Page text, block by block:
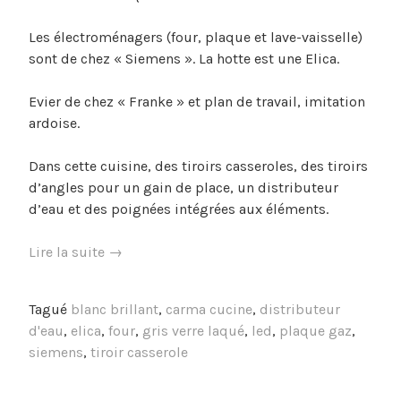
Les électroménagers (four, plaque et lave-vaisselle)
sont de chez « Siemens ». La hotte est une Elica.
Evier de chez « Franke » et plan de travail, imitation
ardoise.
Dans cette cuisine, des tiroirs casseroles, des tiroirs
d’angles pour un gain de place, un distributeur
d’eau et des poignées intégrées aux éléments.
Lire la suite « Cuisine
–
CarmaCucine
–
→
Tagué blanc brillant, carma cucine, distributeur
d'eau, elica, four, gris verre laqué, led, plaque gaz,
siemens, tiroir casserole